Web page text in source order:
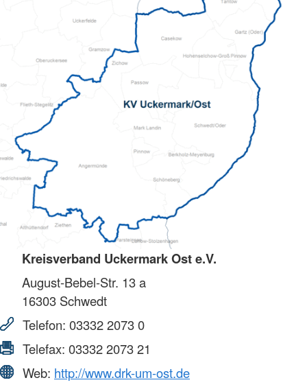
Kreisverband Uckermark Ost e.V.
August-Bebel-Str. 13 a
16303 Schwedt
Telefon: 03332 2073 0
Telefax: 03332 2073 21
Web: http://www.drk-um-ost.de